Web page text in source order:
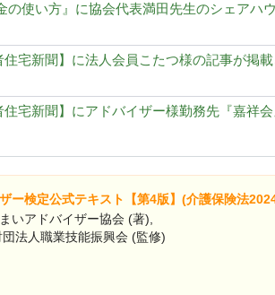
の使い方』に協会代表満田先生のシェアハ
宅新聞】に法人会員こたつ様の記事が掲
住宅新聞】にアドバイザー様勤務先『嘉祥
ー検定公式テキスト【第4版】(介護保険法
いアドバイザー協会 (著),
法人職業技能振興会 (監修)